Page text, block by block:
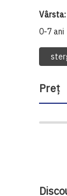
Vârsta
0-7 ani
Preţ